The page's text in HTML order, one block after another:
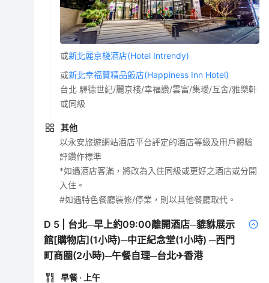
或新北麗京棧酒店(Hotel Intrendy)
或新北幸福贊精品飯店(Happiness Inn Hotel)
台北 驛德世紀/麗京棧/幸福讚/雲富/集璦/互舍/雅樂軒
或同級
其他
以永安旅遊網站酒店平台評定的酒店等級及用戶體驗
評鑽作標準
*如遇酒店客滿，將改為入住同級或更好之酒店或分開
入住。
#如遇特色餐廳裝修/停業，則以其他餐廳取代。
D 5
台北─早上約09:00離開酒店─貔貅展示
館[購物店](1小時)─中正紀念堂(1小時) ─西門
町商圈(2小時)─午餐自理─台北✈香港
早餐 · 上午